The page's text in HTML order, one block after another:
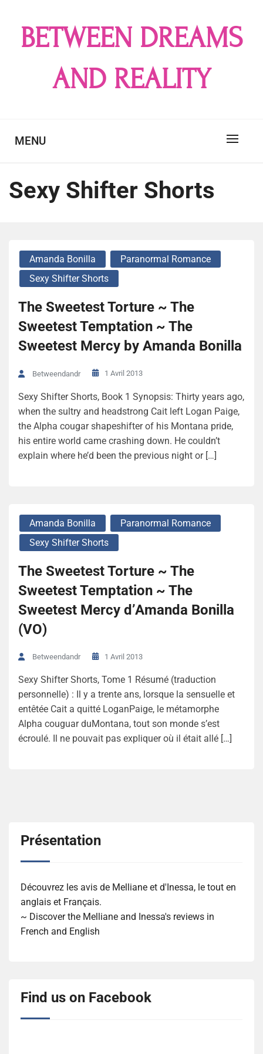
contentBETWEEN DREAMS
AND REALITY
MENU
Sexy Shifter Shorts
Amanda Bonilla
Paranormal Romance
Sexy Shifter Shorts
The Sweetest Torture ~ The
Sweetest Temptation ~ The
Sweetest Mercy by Amanda Bonilla
Betweendandr 1 Avril 2013
Sexy Shifter Shorts, Book 1 Synopsis: Thirty years ago,
when the sultry and headstrong Cait left Logan Paige,
the Alpha cougar shapeshifter of his Montana pride,
his entire world came crashing down. He couldn’t
explain where he’d been the previous night or […]
Amanda Bonilla
Paranormal Romance
Sexy Shifter Shorts
The Sweetest Torture ~ The
Sweetest Temptation ~ The
Sweetest Mercy d’Amanda Bonilla
(VO)
Betweendandr 1 Avril 2013
Sexy Shifter Shorts, Tome 1 Résumé (traduction
personnelle) : Il y a trente ans, lorsque la sensuelle et
entêtée Cait a quitté LoganPaige, le métamorphe
Alpha couguar duMontana, tout son monde s’est
écroulé. Il ne pouvait pas expliquer où il était allé […]
Présentation
Découvrez les avis de Melliane et d'Inessa, le tout en
anglais et Français.
~ Discover the Melliane and Inessa's reviews in
French and English
Find us on Facebook